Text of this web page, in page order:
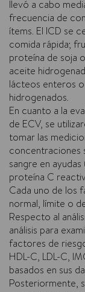
llevó a cabo
frecuencia de
ítems. El ICD se
comida rápida;
proteína de soja
aceite
lácteos enteros
hidrogenados.
En cuanto a la
de ECV, se
tomar las
concentraciones
sangre en
proteína C
Cada uno de los
normal, límite o
Respecto al
análisis para
factores de
HDL-C, LDL-C,
basados en sus
Posteriormente,